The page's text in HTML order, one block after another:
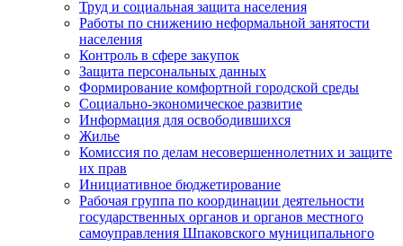
Труд и социальная защита населения
Работы по снижению неформальной занятости
населения
Контроль в сфере закупок
Защита персональных данных
Формирование комфортной городской среды
Социально-экономическое развитие
Информация для освободившихся
Жилье
Комиссия по делам несовершеннолетних и защите
их прав
Инициативное бюджетирование
Рабочая группа по координации деятельности
государственных органов и органов местного
самоуправления Шпаковского муниципального